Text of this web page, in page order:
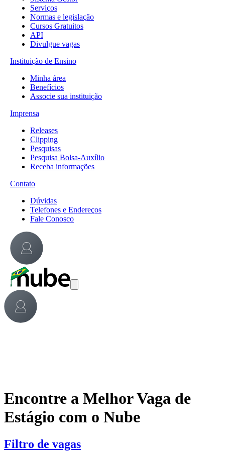
Serviços
Normas e legislação
Cursos Gratuitos
API
Divulgue vagas
Instituição de Ensino
Minha área
Benefícios
Associe sua instituição
Imprensa
Releases
Clipping
Pesquisas
Pesquisa Bolsa-Auxílio
Receba informações
Contato
Dúvidas
Telefones e Endereços
Fale Conosco
Encontre a Melhor Vaga de
Estágio com o Nube
Filtro de vagas